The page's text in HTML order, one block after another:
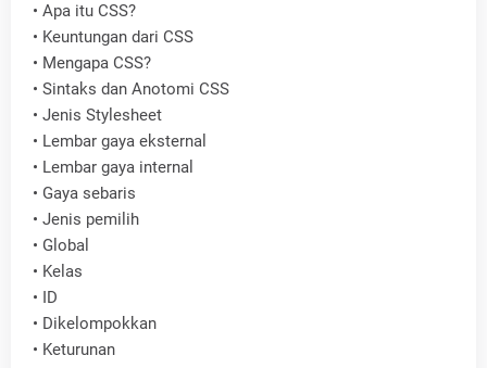
• Apa itu CSS?
• Keuntungan dari CSS
• Mengapa CSS?
• Sintaks dan Anotomi CSS
• Jenis Stylesheet
• Lembar gaya eksternal
• Lembar gaya internal
• Gaya sebaris
• Jenis pemilih
• Global
• Kelas
• ID
• Dikelompokkan
• Keturunan